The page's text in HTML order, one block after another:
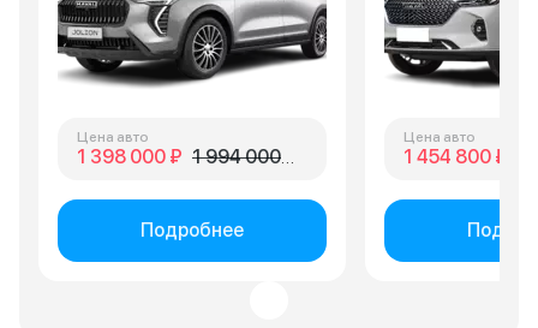
Цена авто
1 398 000 ₽ 1 994 000 ₽
Подробнее
Цена авто
1 454 800 ₽